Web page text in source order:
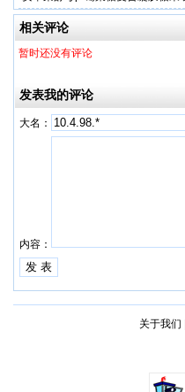
相关评论
暂时还没有评论
发表我的评论
大名：
内容：
关于我们